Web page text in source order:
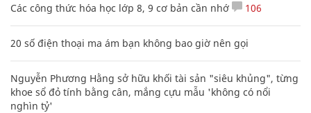
Các công thức hóa học lớp 8, 9 cơ bản cần nhớ 106
20 số điện thoại ma ám bạn không bao giờ nên gọi
Nguyễn Phương Hằng sở hữu khối tài sản "siêu khủng", từng
khoe sổ đỏ tính bằng cân, mắng cựu mẫu 'không có nổi
nghìn tỷ'